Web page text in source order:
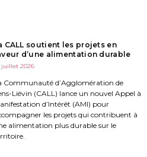
CALL soutient les projets en
d’une alimentation durable
juillet 2026
Communauté d’Agglomération de
Liévin (CALL) lance un nouvel Appel à
d’Intérêt (AMI) pour
les projets qui contribuent à
alimentation plus durable sur le